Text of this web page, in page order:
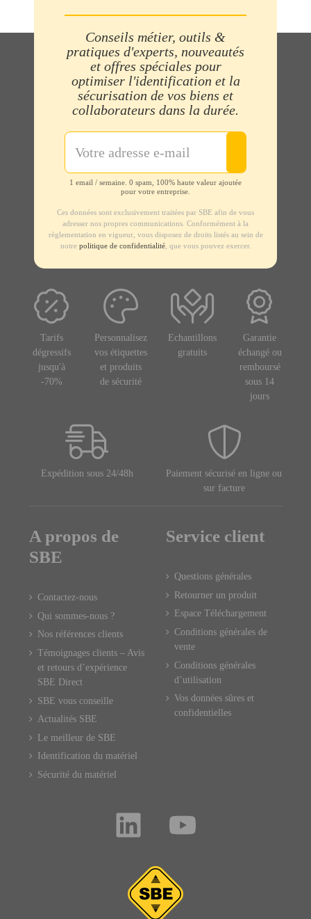
Conseils métier, outils &
pratiques d'experts, nouveautés
et offres spéciales pour
optimiser l'identification et la
sécurisation de vos biens et
collaborateurs dans la durée.
1 email / semaine. 0 spam, 100% haute valeur ajoutée
pour votre entreprise.
Ces données sont exclusivement traitées par SBE afin de vous
adresser nos propres communications. Conformément à la
règlementation en vigueur, vous disposez de droits listés au sein de
notre politique de confidentialité, que vous pouvez exercer.
Tarifs
dégressifs
jusqu'à
-70%
Personnalisez
vos étiquettes
et produits
de sécurité
Echantillons
gratuits
Garantie
échangé ou
remboursé
sous 14
jours
Expédition sous 24/48h
Paiement sécurisé en ligne ou
sur facture
A propos de
SBE
Contactez-nous
Qui sommes-nous ?
Nos références clients
Témoignages clients – Avis
et retours d’expérience
SBE Direct
SBE vous conseille
Actualités SBE
Le meilleur de SBE
Identification du matériel
Sécurité du matériel
Service client
Questions générales
Retourner un produit
Espace Téléchargement
Conditions générales de
vente
Conditions générales
d’utilisation
Vos données sûres et
confidentielles